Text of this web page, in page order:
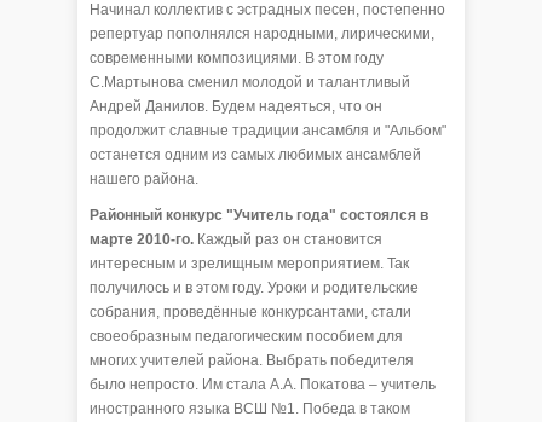
Начинал коллектив с эстрадных песен, постепенно
репертуар пополнялся народными, лирическими,
современными композициями. В этом году
С.Мартынова сменил молодой и талантливый
Андрей Данилов. Будем надеяться, что он
продолжит славные традиции ансамбля и "Альбом"
останется одним из самых любимых ансамблей
нашего района.
Районный конкурс "Учитель года" состоялся в
марте 2010-го. Каждый раз он становится
интересным и зрелищным мероприятием. Так
получилось и в этом году. Уроки и родительские
собрания, проведённые конкурсантами, стали
своеобразным педагогическим пособием для
многих учителей района. Выбрать победителя
было непросто. Им стала А.А. Покатова – учитель
иностранного языка ВСШ №1. Победа в таком